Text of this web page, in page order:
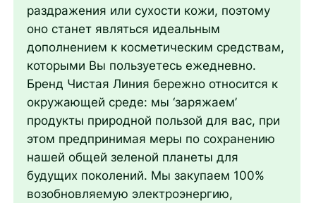
раздражения или сухости кожи, поэтому
оно станет являться идеальным
дополнением к косметическим средствам,
которыми Вы пользуетесь ежедневно.
Бренд Чистая Линия бережно относится к
окружающей среде: мы ‘заряжаем’
продукты природной пользой для вас, при
этом предпринимая меры по сохранению
нашей общей зеленой планеты для
будущих поколений. Мы закупаем 100%
возобновляемую электроэнергию,